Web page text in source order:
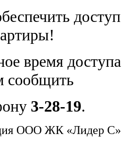
доступ
время доступа
сообщить
3-28-19.
ООО ЖК «Лидер С»